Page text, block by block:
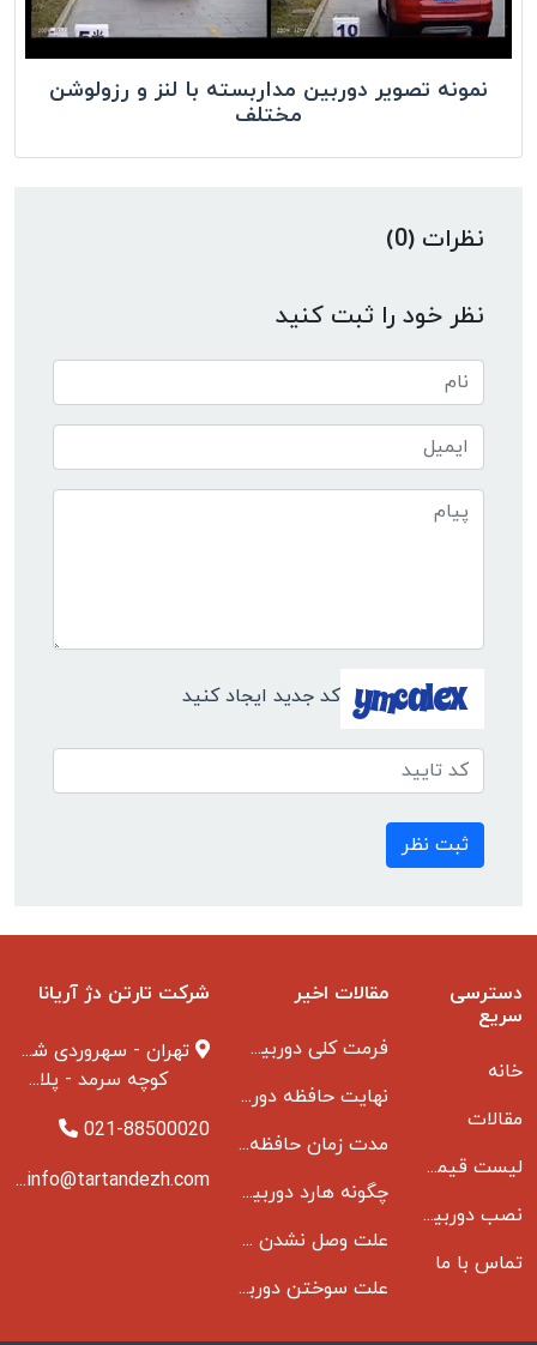
نمونه تصویر دوربین مداربسته با لنز و رزولوشن
مختلف
نظرات (0)
نظر خود را ثبت کنید
کد جدید ایجاد کنید
ثبت نظر
دسترسی
سریع
خانه
مقالات
لیست قیمت دوربین مداربسته
نصب دوربین مداربسته
تماس با ما
مقالات اخیر
فرمت کلی دوربین مدار بسته
نهایت حافظه دوربین مدار بسته
مدت زمان حافظه دوربین مداربسته بانکها
چگونه هارد دوربین مداربسته می سوزد
علت وصل نشدن دی وی ار به مانیتور و راه حل مشکل
علت سوختن دوربین مدار بسته
شرکت تارتن دژ آریانا
تهران - سهروردی شمالی
کوچه سرمد - پلاک ۱ - طبقه ۳
021-88500020
info@tartandezh.com